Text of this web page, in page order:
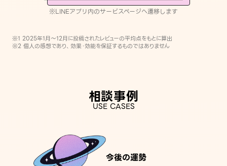
※LINEアプリ内のサービスページへ遷移します
※1 2025年1月〜12月に投稿されたレビューの平均点をもとに算出
※2 個人の感想であり、効果・効能を保証するものではありません
相談事例
USE CASES
今後の運勢